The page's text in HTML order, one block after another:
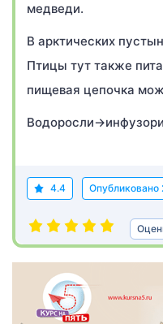
медведи.
В арктических
Птицы тут также
пищевая цепочка
4.4 Опубликовано